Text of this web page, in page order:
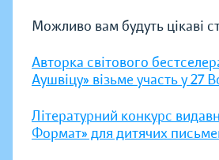
Можливо вам будуть цікаві
Авторка світового
Аушвіцу» візьме участь у 27
Літературний конкурс
Формат» для дитячих